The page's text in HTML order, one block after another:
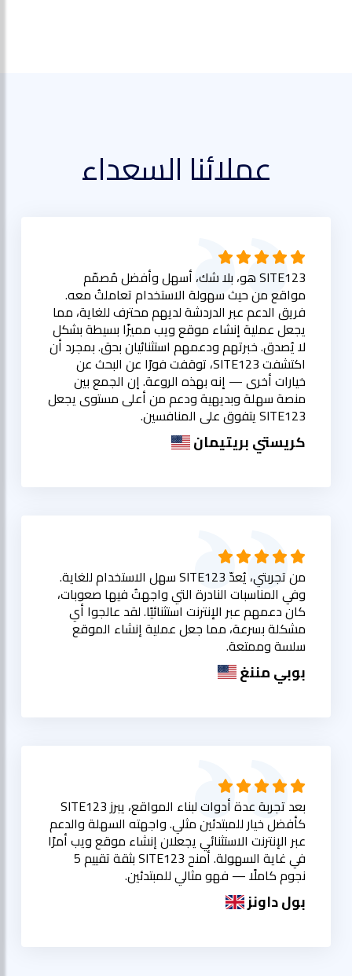
عملائنا السعداء
SITE123 هو، بلا شك، أسهل وأفضل مُصمّم
مواقع من حيث سهولة الاستخدام تعاملتُ معه.
فريق الدعم عبر الدردشة لديهم محترف للغاية، مما
يجعل عملية إنشاء موقع ويب مميزًا بسيطة بشكل
لا يُصدق. خبرتهم ودعمهم استثنائيان بحق. بمجرد أن
اكتشفت SITE123، توقفت فورًا عن البحث عن
خيارات أخرى — إنه بهذه الروعة. إن الجمع بين
منصة سهلة وبديهية ودعم من أعلى مستوى يجعل
SITE123 يتفوق على المنافسين.
كريستي بريتيمان
من تجربتي، يُعدّ SITE123 سهل الاستخدام للغاية.
وفي المناسبات النادرة التي واجهتُ فيها صعوبات،
كان دعمهم عبر الإنترنت استثنائيًا. لقد عالجوا أي
مشكلة بسرعة، مما جعل عملية إنشاء الموقع
سلسة وممتعة.
بوبي مننغ
بعد تجربة عدة أدوات لبناء المواقع، يبرز SITE123
كأفضل خيار للمبتدئين مثلي. واجهته السهلة والدعم
عبر الإنترنت الاستثنائي يجعلان إنشاء موقع ويب أمرًا
في غاية السهولة. أمنح SITE123 بثقة تقييم 5
نجوم كاملًا — فهو مثالي للمبتدئين.
بول داونز